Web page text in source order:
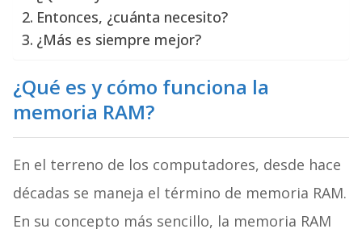
Entonces, ¿cuánta necesito?
¿Más es siempre mejor?
¿Qué es y cómo funciona la
memoria RAM?
En el terreno de los computadores, desde hace
décadas se maneja el término de memoria RAM.
En su concepto más sencillo, la memoria RAM